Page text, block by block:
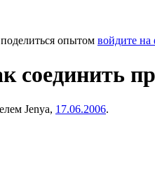
опытом войдите
соединить
Jenya, 17.06.2006.